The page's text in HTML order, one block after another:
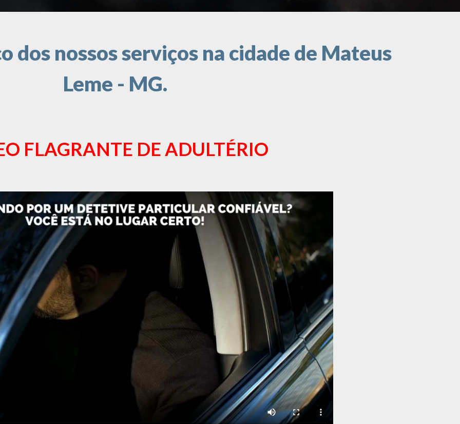
dos nossos serviços na cidade de Mateus
Leme - MG.
FLAGRANTE DE ADULTÉRIO